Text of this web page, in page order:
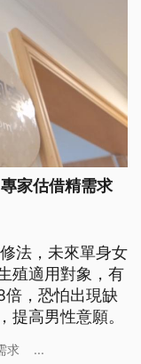
家估借精需求
法，未來單身女
殖適用對象，有
，恐怕出現缺
提高男性意願。
求 ...